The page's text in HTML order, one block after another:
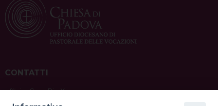
CONTATTI
ufficio: Casa Pio X
via Bonporti, 20 – 35141 Padova